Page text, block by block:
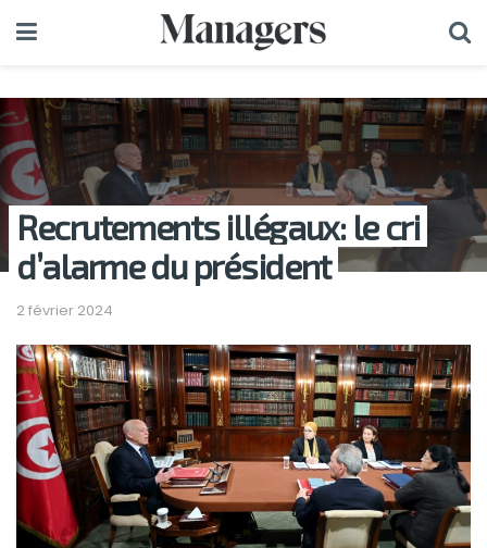
Recrutements illégaux: le cri
d’alarme du président
2 février 2024